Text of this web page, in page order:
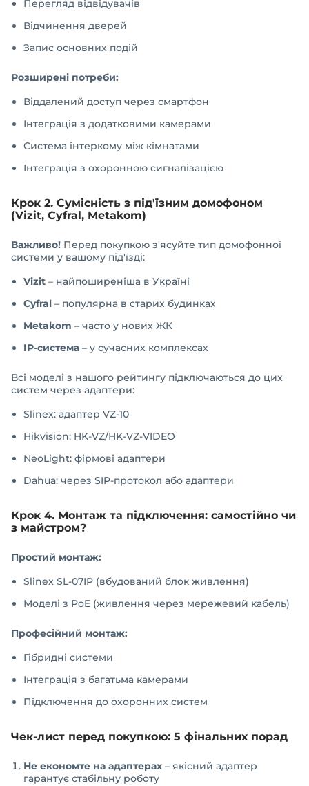
Перегляд відвідувачів
Відчинення дверей
Запис основних подій
Розширені потреби:
Віддалений доступ через смартфон
Інтеграція з додатковими камерами
Система інтеркому між кімнатами
Інтеграція з охоронною сигналізацією
Крок 2. Сумісність з під'їзним домофоном
(Vizit, Cyfral, Metakom)
Важливо! Перед покупкою з'ясуйте тип домофонної
системи у вашому під'їзді:
Vizit – найпоширеніша в Україні
Cyfral – популярна в старих будинках
Metakom – часто у нових ЖК
IP-система – у сучасних комплексах
Всі моделі з нашого рейтингу підключаються до цих
систем через адаптери:
Slinex: адаптер VZ-10
Hikvision: HK-VZ/HK-VZ-VIDEO
NeoLight: фірмові адаптери
Dahua: через SIP-протокол або адаптери
Крок 4. Монтаж та підключення: самостійно чи
з майстром?
Простий монтаж:
Slinex SL-07IP (вбудований блок живлення)
Моделі з PoE (живлення через мережевий кабель)
Професійний монтаж:
Гібридні системи
Інтеграція з багатьма камерами
Підключення до охоронних систем
Чек-лист перед покупкою: 5 фінальних порад
Не економте на адаптерах – якісний адаптер
гарантує стабільну роботу